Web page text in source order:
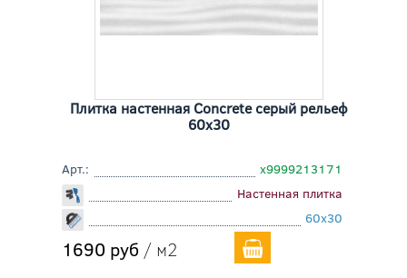
Плитка настенная Concrete серый рельеф
60x30
Арт.:
х9999213171
Настенная плитка
60x30
1690 руб / м2